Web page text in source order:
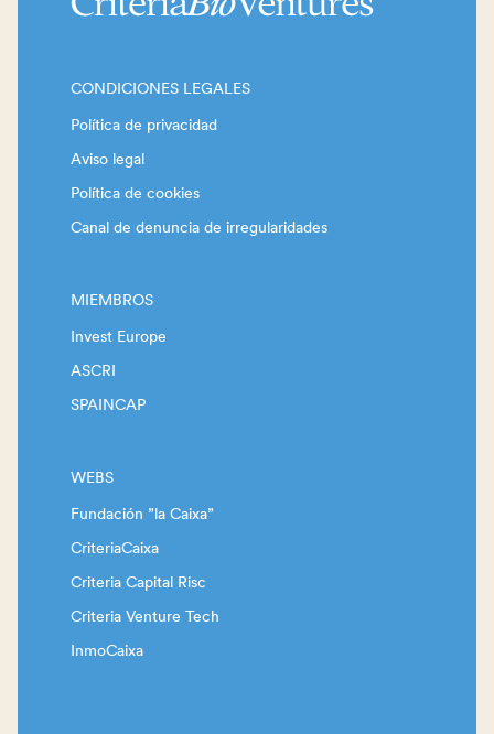
CONDICIONES LEGALES
Política de privacidad
Aviso legal
Política de cookies
Canal de denuncia de irregularidades
MIEMBROS
Invest Europe
ASCRI
SPAINCAP
WEBS
Fundación ”la Caixa”
CriteriaCaixa
Criteria Capital Risc
Criteria Venture Tech
InmoCaixa